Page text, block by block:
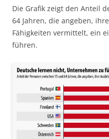
Die Grafik zeigt den Anteil
64 Jahren, die angeben,
Fähigkeiten vermittelt, ein
führen.